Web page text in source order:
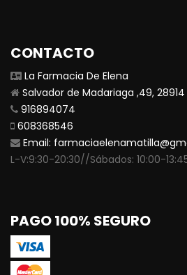
CONTACTO
La Farmacia De Elena
Salvador de Madariaga ,49,
916894074
608368546
Email:
L-V:9:30-20:30//Sábados: 10:00-
PAGO 100% SEGURO